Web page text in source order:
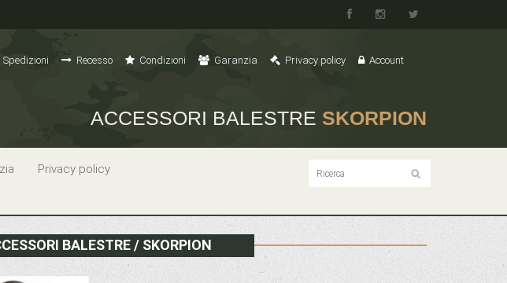
Spedizioni Recesso Condizioni Garanzia Privacy policy
Account
ACCESSORI BALESTRE SKORPION
Privacy policy
BALESTRE / SKORPION